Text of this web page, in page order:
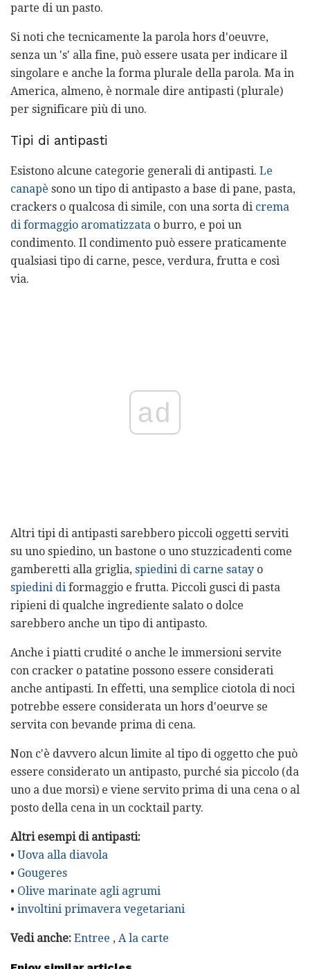
parte di un pasto.
Si noti che tecnicamente la parola hors d'oeuvre,
senza un 's' alla fine, può essere usata per indicare il
singolare e anche la forma plurale della parola. Ma in
America, almeno, è normale dire antipasti (plurale)
per significare più di uno.
Tipi di antipasti
Esistono alcune categorie generali di antipasti. Le
canapè sono un tipo di antipasto a base di pane, pasta,
crackers o qualcosa di simile, con una sorta di crema
di formaggio aromatizzata o burro, e poi un
condimento. Il condimento può essere praticamente
qualsiasi tipo di carne, pesce, verdura, frutta e così
via.
ad
Altri tipi di antipasti sarebbero piccoli oggetti serviti
su uno spiedino, un bastone o uno stuzzicadenti come
gamberetti alla griglia, spiedini di carne satay o
spiedini di formaggio e frutta. Piccoli gusci di pasta
ripieni di qualche ingrediente salato o dolce
sarebbero anche un tipo di antipasto.
Anche i piatti crudité o anche le immersioni servite
con cracker o patatine possono essere considerati
anche antipasti. In effetti, una semplice ciotola di noci
potrebbe essere considerata un hors d'oeurve se
servita con bevande prima di cena.
Non c'è davvero alcun limite al tipo di oggetto che può
essere considerato un antipasto, purché sia ​​piccolo (da
uno a due morsi) e viene servito prima di una cena o al
posto della cena in un cocktail party.
Altri esempi di antipasti:
• Uova alla diavola
• Gougeres
• Olive marinate agli agrumi
• involtini primavera vegetariani
Vedi anche: Entree , A la carte